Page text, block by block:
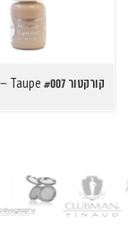
קורקטור Taupe #007 – נייל סטודיו